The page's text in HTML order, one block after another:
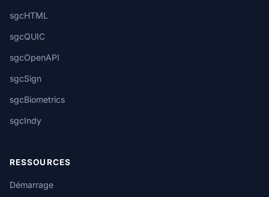
sgcHTML
sgcQUIC
sgcOpenAPI
sgcSign
sgcBiometrics
sgcIndy
RESSOURCES
Démarrage